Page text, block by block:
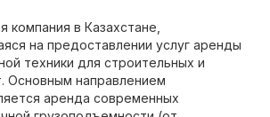
компания в Казахстане,
на предоставлении услуг аренды
техники для строительных и
Основным направлением
аренда современных